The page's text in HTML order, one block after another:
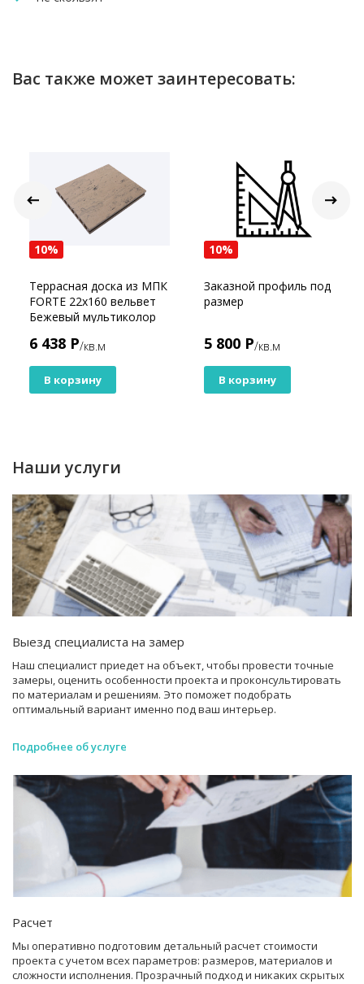
Вас также может заинтересовать:
10%
Террасная доска из МПК
FORTE 22x160 вельвет
Бежевый мультиколор
6 438 Р/кв.м
В корзину
10%
Заказной профиль под
размер
5 800 Р/кв.м
В корзину
Наши услуги
Выезд специалиста на замер
Наш специалист приедет на объект, чтобы провести точные
замеры, оценить особенности проекта и проконсультировать
по материалам и решениям. Это поможет подобрать
оптимальный вариант именно под ваш интерьер.
Подробнее об услуге
Расчет
Мы оперативно подготовим детальный расчет стоимости
проекта с учетом всех параметров: размеров, материалов и
сложности исполнения. Прозрачный подход и никаких скрытых